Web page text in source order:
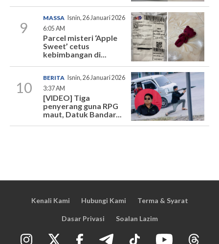
9
MASSA
Isnin, 26 Januari 2026
6:05 AM
Parcel misteri ‘Apple
Sweet’ cetus
kebimbangan di...
10
BERITA
Isnin, 26 Januari 2026
3:37 AM
[VIDEO] Tiga
penyerang guna RPG
maut, Datuk Bandar...
Kenali Kami Hubungi Kami Terma & Syarat
Dasar Privasi Soalan Lazim